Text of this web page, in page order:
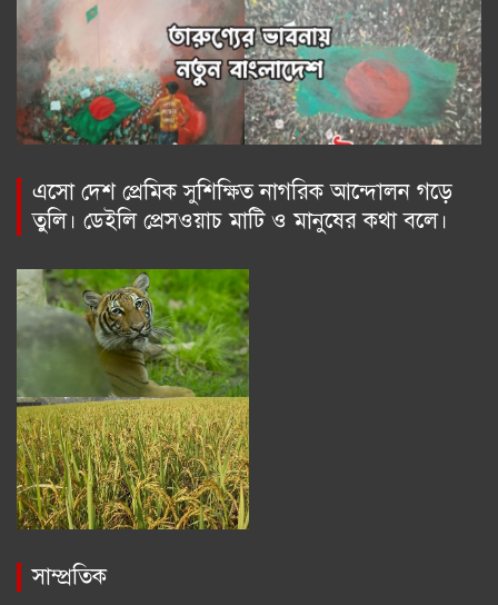
এসো দেশ প্রেমিক সুশিক্ষিত নাগরিক আন্দোলন গড়ে
তুলি। ডেইলি প্রেসওয়াচ মাটি ও মানুষের কথা বলে।
সাম্প্রতিক